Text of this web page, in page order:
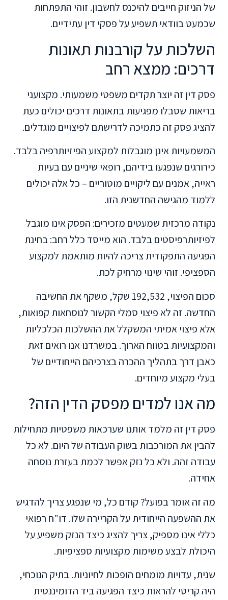
של הניזוק חייבים להיכנס לחשבון. זוהי התפתחות
שכמעט בוודאי תשפיע על פסקי דין עתידיים.
השלכות על קורבנות תאונות
דרכים: ממצא רחב
פסק דין זה יוצר תקדים משפטי משמעותי. מקצועני
בריאות שסבלו מפגיעות בתאונות דרכים יכולים כעת
להציג פסק זה כתמיכה לדרישתם לפיצויים מוגדלים.
המשמעויות אינן מוגבלות למקצוע הפיזיותרפיה בלבד.
כירורגים שנפגעו בידיהם, רופאי שיניים עם בעיות
ראייה, אמנים עם ליקויים מוטוריים – כל אלה יכולים
ללמוד מהגישה החדשנית הזו.
נקודה מרכזית שמעטים מזכירים: הפסק אינו מוגבל
לפיזיותרפיסטים בלבד. הוא מייסד כלל רחב: בחינת
הפגיעה התפקודית צריכה להיות מותאמת למקצוע
הספציפי. זוהי שינוי מרחיק לכת.
סכום הפיצוי, 192,532 שקל, משקף את החשיבה
החדשה. זה לא פיצוי סמלי הקשור לנוסחאות קפואות,
אלא פיצוי אמיתי המשקלל את ההשלכות הכלכליות
והמקצועיות בטווח הארוך. במשרדנו אנו רואים זאת
כאבן דרך בתהליך ההכרה בצרכיהם הייחודיים של
בעלי מקצוע מיוחדים.
מה אנו למדים מפסק הדין הזה?
פסק דין זה מלמד אותנו שערכאות משפטיות מתחילות
להבין את המורכבות בשוק העבודה של היום. לא כל
עבודה זהה. ולא כל נזק אפשר לכמת בעזרת נוסחה
אחידה.
מה זה אומר בפועל? קודם כל, מי שנפגע צריך להדגיש
את ההשפעה הייחודית על הקריירה שלו. דו"ח רפואי
כללי אינו מספיק, צריך להציג כיצד הנזק משפיע על
היכולת לבצע משימות מקצועיות ספציפיות.
שנית, עדויות מומחים הופכות לחיוניות. בתיק הנוכחי,
היה קריטי להראות כיצד הפגיעה ביד הדומיננטית